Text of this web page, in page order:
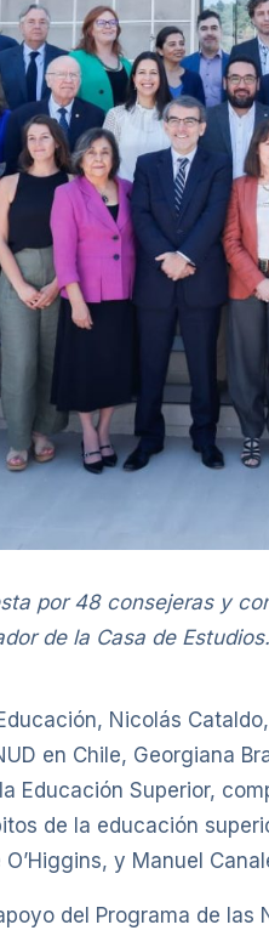
por 48 consejeras y
de la Casa de Estudios.
Nicolás
en Chile, Georgiana
Educación Superior,
de la educación
y Manuel
del Programa de